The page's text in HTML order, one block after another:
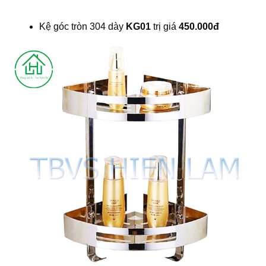
Kệ góc tròn 304 dày KG01trị giá 450.000đ